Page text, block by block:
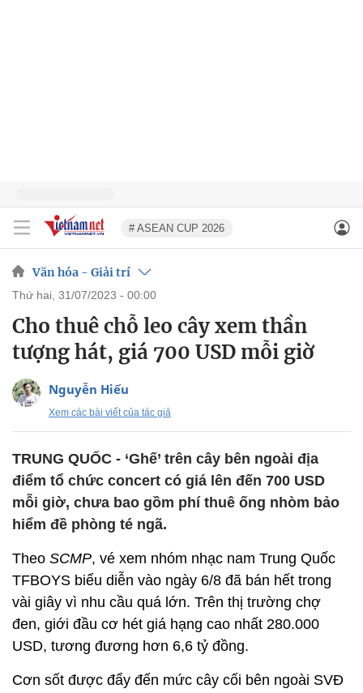
# ASEAN CUP 2026
Văn hóa - Giải trí
thứ hai, 31/07/2023 - 00:00
Cho thuê chỗ leo cây xem thần
tượng hát, giá 700 USD mỗi giờ
Nguyễn Hiếu
Xem các bài viết của tác giả
TRUNG QUỐC - ‘Ghế’ trên cây bên ngoài địa
điểm tổ chức concert có giá lên đến 700 USD
mỗi giờ, chưa bao gồm phí thuê ống nhòm bảo
hiểm đề phòng té ngã.
Theo SCMP, vé xem nhóm nhạc nam Trung Quốc
TFBOYS biểu diễn vào ngày 6/8 đã bán hết trong
vài giây vì nhu cầu quá lớn. Trên thị trường chợ
đen, giới đầu cơ hét giá hạng cao nhất 280.000
USD, tương đương hơn 6,6 tỷ đồng.
Cơn sốt được đẩy đến mức cây cối bên ngoài SVĐ